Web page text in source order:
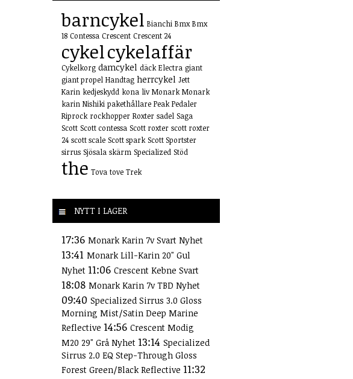
barncykel Bianchi Bmx Bmx
18 Contessa Crescent Crescent 24
cykelcykelaffär
Cykelkorg damcykel däck Electra giant
giant propel Handtag herrcykel Jett
Karin kedjeskydd kona liv Monark Monark
karin Nishiki pakethållare Peak Pedaler
Riprock rockhopper Roxter sadel Saga
Scott Scott contessa Scott roxter scott roxter
24 scott scale Scott spark Scott Sportster
sirrus Sjösala skärm Specialized Stöd
the Tova tove Trek
NYTT I LAGER
17:36 Monark Karin 7v Svart Nyhet
13:41 Monark Lill-Karin 20" Gul
Nyhet 11:06 Crescent Kebne Svart
18:08 Monark Karin 7v TBD Nyhet
09:40 Specialized Sirrus 3.0 Gloss
Morning Mist/Satin Deep Marine
Reflective 14:56 Crescent Modig
M20 29" Grå Nyhet 13:14 Specialized
Sirrus 2.0 EQ Step-Through Gloss
Forest Green/Black Reflective 11:32